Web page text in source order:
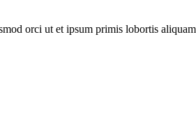
orci ut et ipsum primis lobortis